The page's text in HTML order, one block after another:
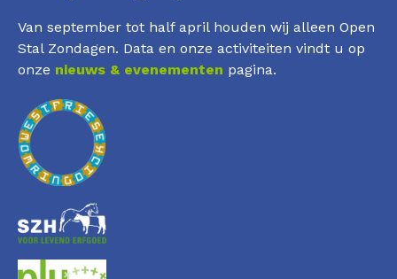
Van september tot half april houden wij alleen Open
Stal Zondagen. Data en onze activiteiten vindt u op
onze nieuws & evenementen pagina.